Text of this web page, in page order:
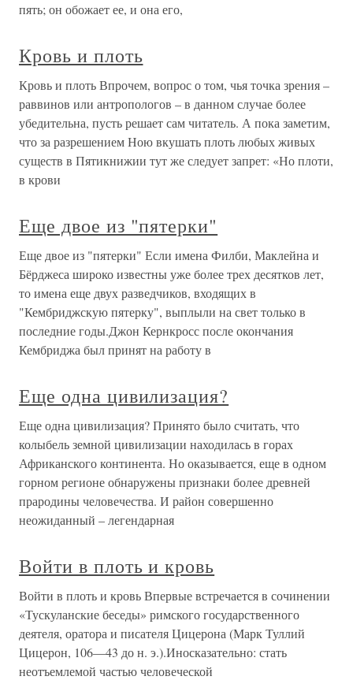
пять; он обожает ее, и она его,
Кровь и плоть
Кровь и плоть Впрочем, вопрос о том, чья точка зрения –
раввинов или антропологов – в данном случае более
убедительна, пусть решает сам читатель. А пока заметим,
что за разрешением Ною вкушать плоть любых живых
существ в Пятикнижии тут же следует запрет: «Но плоти,
в крови
Еще двое из "пятерки"
Еще двое из "пятерки" Если имена Филби, Маклейна и
Бёрджеса широко известны уже более трех десятков лет,
то имена еще двух разведчиков, входящих в
"Кембриджскую пятерку", выплыли на свет только в
последние годы.Джон Кернкросс после окончания
Кембриджа был принят на работу в
Еще одна цивилизация?
Еще одна цивилизация? Принято было считать, что
колыбель земной цивилизации находилась в горах
Африканского континента. Но оказывается, еще в одном
горном регионе обнаружены признаки более древней
прародины человечества. И район совершенно
неожиданный – легендарная
Войти в плоть и кровь
Войти в плоть и кровь Впервые встречается в сочинении
«Тускуланские беседы» римского государственного
деятеля, оратора и писателя Цицерона (Марк Туллий
Цицерон, 106—43 до н. э.).Иносказательно: стать
неотъемлемой частью человеческой